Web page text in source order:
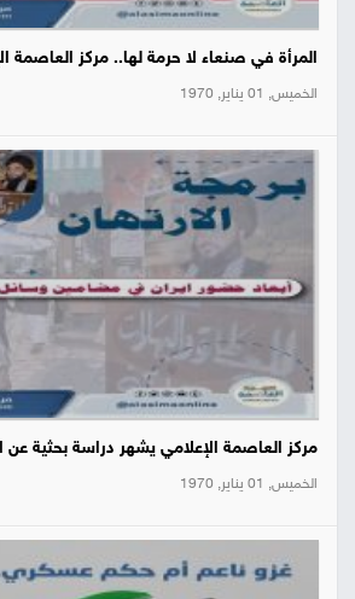
المرأة في صنعاء لا حرمة لها.. مركز العاصمة
الخميس, 01 يناير, 1970
مركز العاصمة الإعلامي يشهر دراسة بحثية عن
الخميس, 01 يناير, 1970